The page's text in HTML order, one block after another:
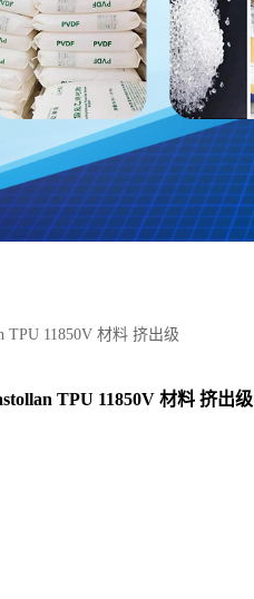
TPU 11850V 材料 挤出级
TPU 11850V 材料 挤出级